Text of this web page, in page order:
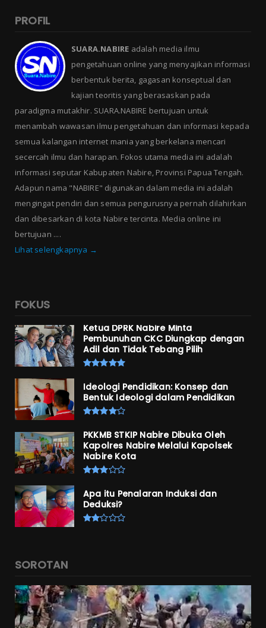
PROFIL
SUARA.NABIRE adalah media ilmu
pengetahuan online yang menyajikan informasi
berbentuk berita, gagasan konseptual dan
kajian teoritis yang berasaskan pada
paradigma mutakhir. SUARA.NABIRE bertujuan untuk
menambah wawasan ilmu pengetahuan dan informasi kepada
semua kalangan internet mania yang berkelana mencari
secercah ilmu dan harapan. Fokos utama media ini adalah
informasi seputar Kabupaten Nabire, Provinsi Papua Tengah.
Adapun nama "NABIRE" digunakan dalam media ini adalah
mengingat pendiri dan semua pengurusnya pernah dilahirkan
dan dibesarkan di kota Nabire tercinta. Media online ini
bertujuan ....
Lihat selengkapnya →
FOKUS
Ketua DPRK Nabire Minta
Pembunuhan CKC Diungkap dengan
Adil dan Tidak Tebang Pilih
Ideologi Pendidikan: Konsep dan
Bentuk Ideologi dalam Pendidikan
PKKMB STKIP Nabire Dibuka Oleh
Kapolres Nabire Melalui Kapolsek
Nabire Kota
Apa itu Penalaran Induksi dan
Deduksi?
SOROTAN